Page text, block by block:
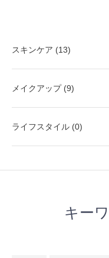
スキンケア (13)
メイクアップ (9)
ライフスタイル (0)
キー